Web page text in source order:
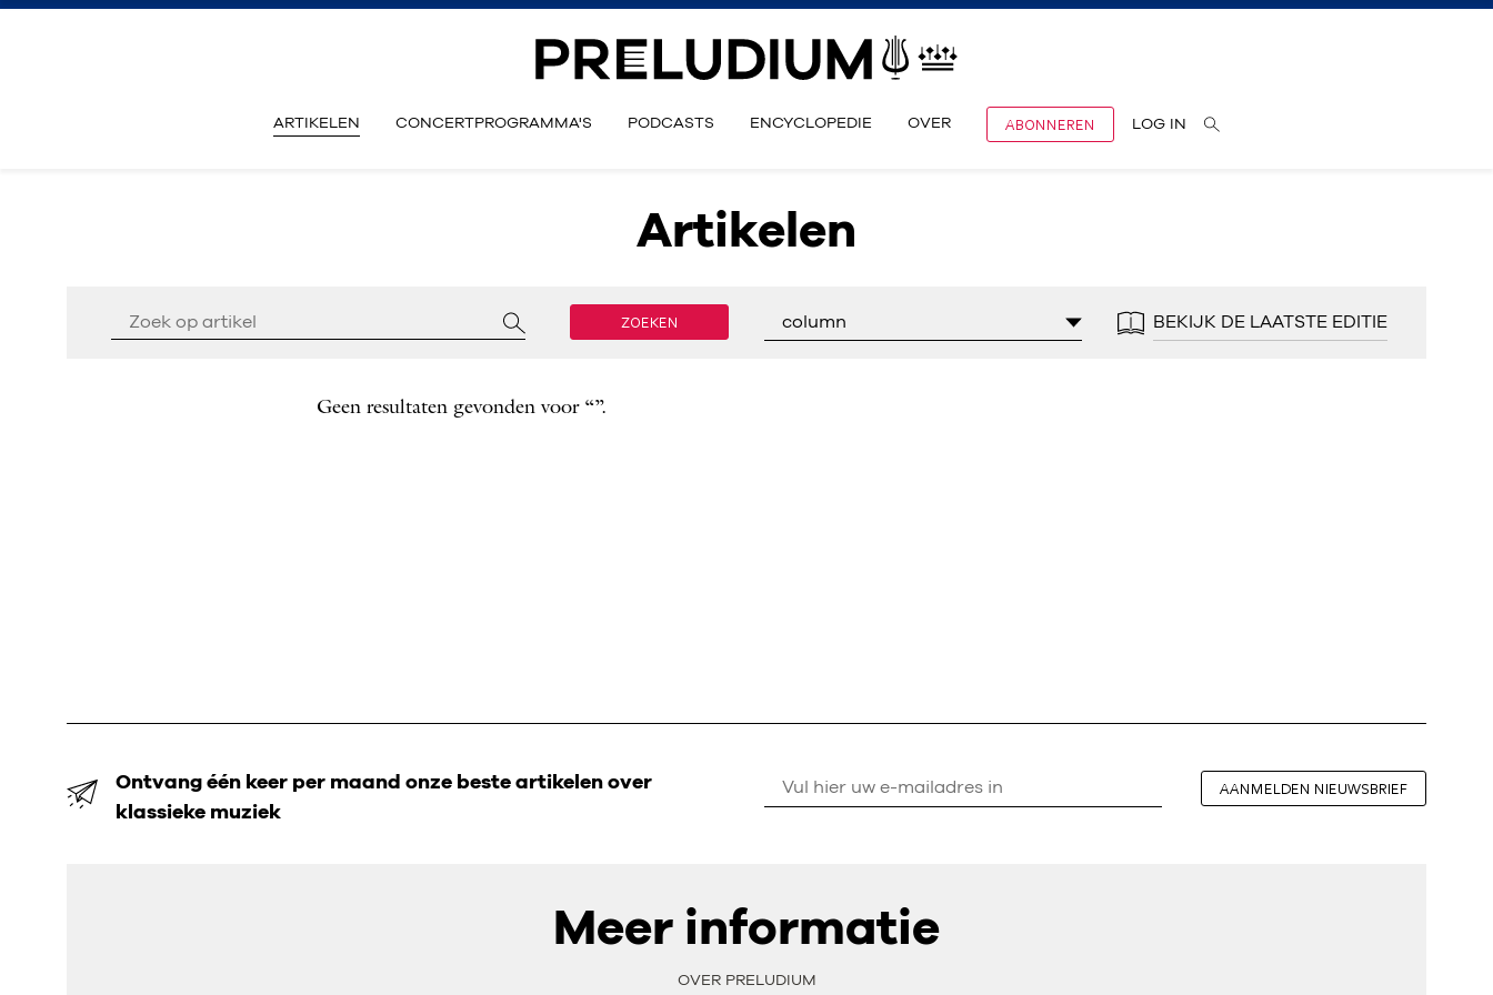
ARTIKELEN CONCERTPROGRAMMA'S PODCASTS ENCYCLOPEDIE OVER ABONNEREN LOG IN
Artikelen
ZOEKEN column BEKIJK DE LAATSTE EDITIE
Geen resultaten gevonden voor “”.
Ontvang één keer per maand onze beste artikelen over
klassieke muziek
AANMELDEN NIEUWSBRIEF
Meer informatie
OVER PRELUDIUM